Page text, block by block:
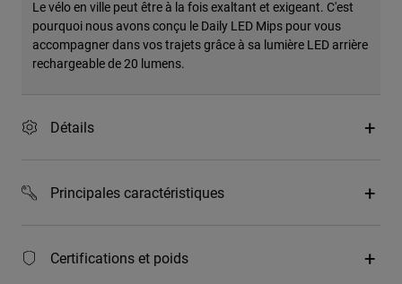
Le vélo en ville peut être à la fois exaltant et exigeant. C'est
pourquoi nous avons conçu le Daily LED Mips pour vous
accompagner dans vos trajets grâce à sa lumière LED arrière
rechargeable de 20 lumens.
Détails
Principales caractéristiques
Certifications et poids